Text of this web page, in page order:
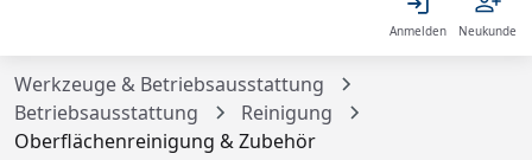
Anmelden Neukunde
Werkzeuge & Betriebsausstattung
Betriebsausstattung
Reinigung
Oberflächenreinigung & Zubehör